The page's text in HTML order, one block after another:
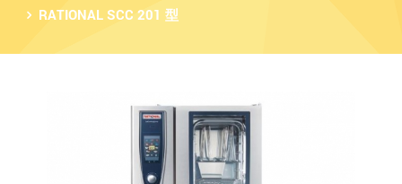
RATIONAL SCC 201 型